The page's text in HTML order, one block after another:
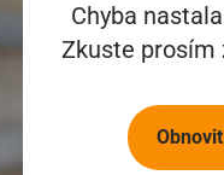
Chyba
Zkuste prosím